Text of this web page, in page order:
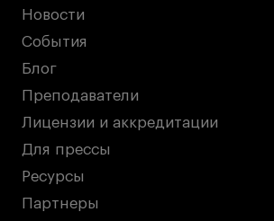
Новости
События
Блог
Преподаватели
Лицензии и аккредитации
Для прессы
Ресурсы
Партнеры